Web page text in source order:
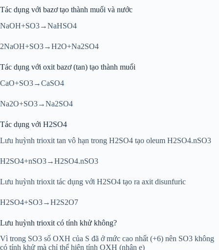
Tác dụng với bazơ tạo thành muối và nước
NaOH+SO3→NaHSO4
2NaOH+SO3→H2O+Na2SO4
Tác dụng với oxit bazơ (tan) tạo thành muối
CaO+SO3→CaSO4
Na2O+SO3→Na2SO4
Tác dụng với H2SO4
Lưu huỳnh trioxit tan vô hạn trong H2SO4 tạo oleum H2SO4.nSO3
H2SO4+nSO3→H2SO4.nSO3
Lưu huỳnh trioxit tác dụng với H2SO4 tạo ra axit disunfuric
H2SO4+SO3→H2S2O7
Lưu huỳnh trioxit có tính khử không?
Vì trong SO3 số OXH của S đã ở mức cao nhất (+6) nên SO3 không
có tính khử mà chỉ thể hiện tính OXH (nhận e)